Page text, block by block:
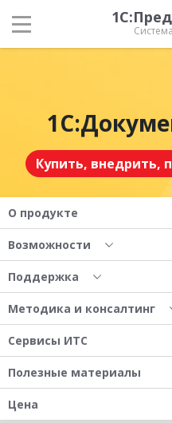
Купить, внедрить,
О продукте
Возможности
Поддержка
Методика и консалтинг
Сервисы ИТС
Полезные материалы
Цена